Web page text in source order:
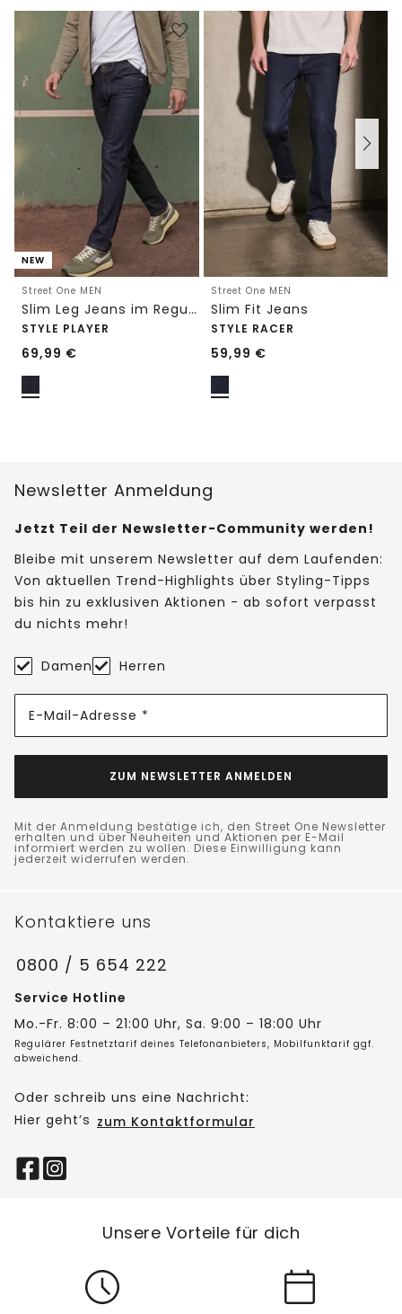
NEW
Street One MEN
Slim Leg Jeans im Regular Fit
STYLE PLAYER
69,99 €
Street One MEN
Slim Fit Jeans
STYLE RACER
59,99 €
Newsletter Anmeldung
Jetzt Teil der Newsletter-Community werden!
Bleibe mit unserem Newsletter auf dem Laufenden:
Von aktuellen Trend-Highlights über Styling-Tipps
bis hin zu exklusiven Aktionen - ab sofort verpasst
du nichts mehr!
Damen Herren
E-Mail-Adresse *
ZUM NEWSLETTER ANMELDEN
Mit der Anmeldung bestätige ich, den Street One Newsletter
erhalten und über Neuheiten und Aktionen per E-Mail
informiert werden zu wollen. Diese Einwilligung kann
jederzeit widerrufen werden.
Kontaktiere uns
0800 / 5 654 222
Service Hotline
Mo.-Fr. 8:00 – 21:00 Uhr, Sa. 9:00 – 18:00 Uhr
Regulärer Festnetztarif deines Telefonanbieters, Mobilfunktarif ggf.
abweichend.
Oder schreib uns eine Nachricht:
Hier geht’s zum Kontaktformular
Unsere Vorteile für dich